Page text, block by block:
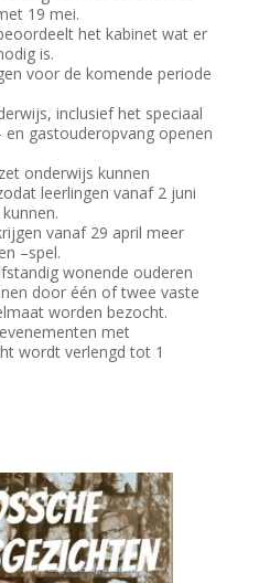
19 mei.
het kabinet wat er
is.
voor de komende periode
inclusief het speciaal
en gastouderopvang openen
onderwijs kunnen
leerlingen vanaf 2 juni
vanaf 29 april meer
–spel.
wonende ouderen
door één of twee vaste
worden bezocht.
met
wordt verlengd tot 1